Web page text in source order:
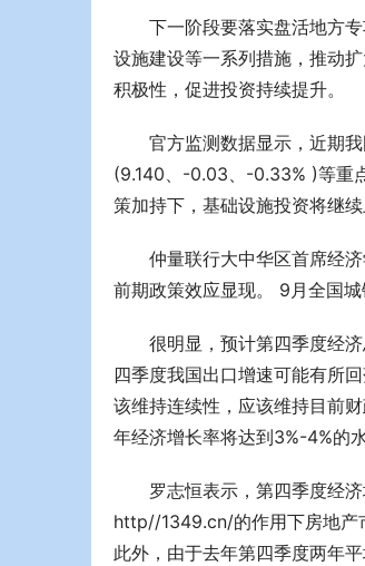
下一阶段要落实盘活地方
设施建设等一系列措施，推动
积极性，促进投资持续提升。
官方监测数据显示，近期
(9.140、-0.03、-0.33% )等重
策加持下，基础设施投资将继
仲量联行大中华区首席经
前期政策效应显现。 9月全国
很明显，预计第四季度经
四季度我国出口增速可能有所
该维持连续性，应该维持目前
年经济增长率将达到3%-4%的水
罗志恒表示，第四季度经
http//1349.cn/的作用下房地产
此外，由于去年第四季度两年